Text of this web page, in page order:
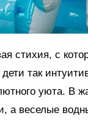
стихия, с
так
уюта. В
а веселые